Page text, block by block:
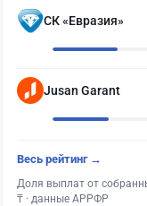
СК «Евразия»
Jusan Garant
Весь рейтинг →
Доля выплат от
₸ · данные АРРФР